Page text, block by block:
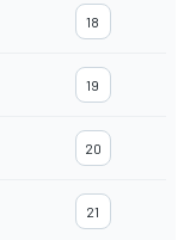
18
19
20
21